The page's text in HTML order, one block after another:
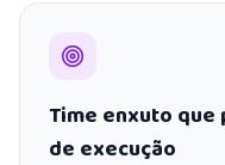
Time enxuto
de execução